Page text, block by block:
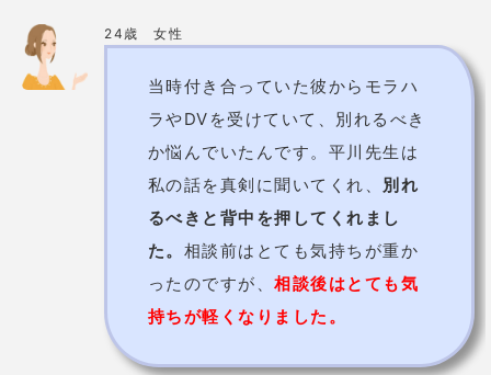
持ちが軽くなりました。
32歳 女性
今まで何人かの占い師に占っても
らったのですが、どれも曖昧なア
ドバイスばかり。 でも智子先生は
とてもはっきりと具体的なアドバ
イスをしてくれます。色々な角度
からのアドバイスをもらえるので
判断に迷ったときに参考にしてい